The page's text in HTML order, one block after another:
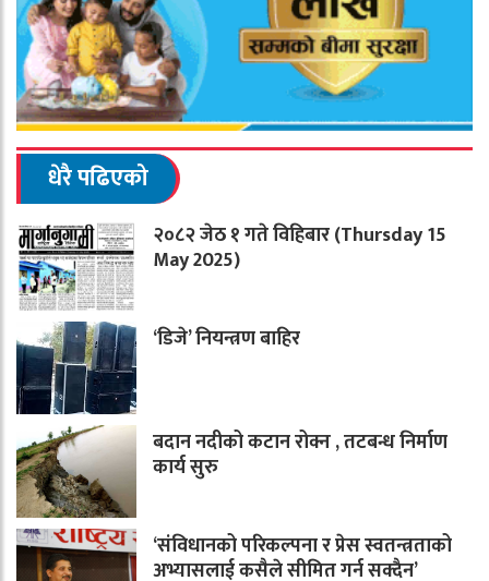
धेरै पढिएको
२०८२ जेठ १ गते विहिबार (Thursday 15
May 2025)
‘डिजे’ नियन्त्रण बाहिर
बदान नदीको कटान रोक्न , तटबन्ध निर्माण
कार्य सुरु
‘संविधानको परिकल्पना र प्रेस स्वतन्त्रताको
अभ्यासलाई कसैले सीमित गर्न सक्दैन’